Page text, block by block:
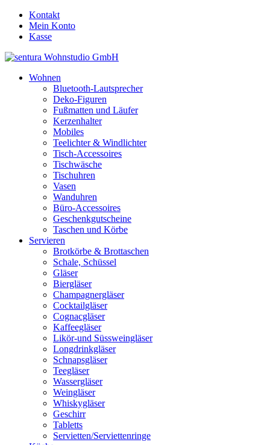
Kontakt
Mein Konto
Kasse
Wohnen
Bluetooth-Lautsprecher
Deko-Figuren
Fußmatten und Läufer
Kerzenhalter
Mobiles
Teelichter & Windlichter
Tisch-Accessoires
Tischwäsche
Tischuhren
Vasen
Wanduhren
Büro-Accessoires
Geschenkgutscheine
Taschen und Körbe
Servieren
Brotkörbe & Brottaschen
Schale, Schüssel
Gläser
Biergläser
Champagnergläser
Cocktailgläser
Cognacgläser
Kaffeegläser
Likör-und Süssweingläser
Longdrinkgläser
Schnapsgläser
Teegläser
Wassergläser
Weingläser
Whiskygläser
Geschirr
Tabletts
Servietten/Serviettenringe